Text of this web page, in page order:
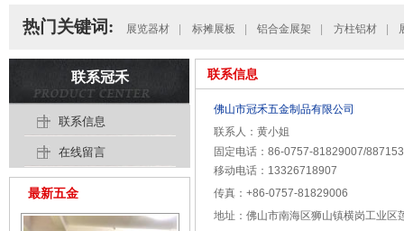
热门关键词: 展览器材 标摊展板 铝合金展架 方柱铝材
联系信息
佛山市冠禾五金制品有限公司
联系人：黄小姐
固定电话：86-0757-81829007/
移动电话：13326718907
传真：+86-0757-81829006
地址：佛山市南海区狮山镇横岗工业区
联系冠禾
联系信息
在线留言
最新五金